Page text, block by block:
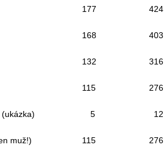
177
168
132
115
(ukázka) 5
muž!) 115